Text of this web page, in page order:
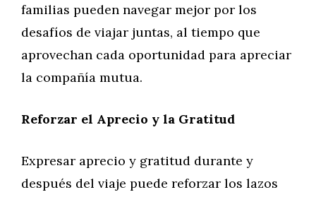
familias pueden navegar mejor por los
desafíos de viajar juntas, al tiempo que
aprovechan cada oportunidad para apreciar
la compañía mutua.
Reforzar el Aprecio y la Gratitud
Expresar aprecio y gratitud durante y
después del viaje puede reforzar los lazos